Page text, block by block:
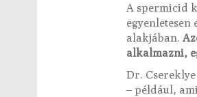
A spermicid
alakjában.
alkalmazni,
Dr.
– például,